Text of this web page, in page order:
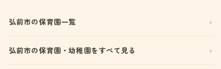
弘前市の保育園一覧
弘前市の保育園・幼稚園をすべて見る